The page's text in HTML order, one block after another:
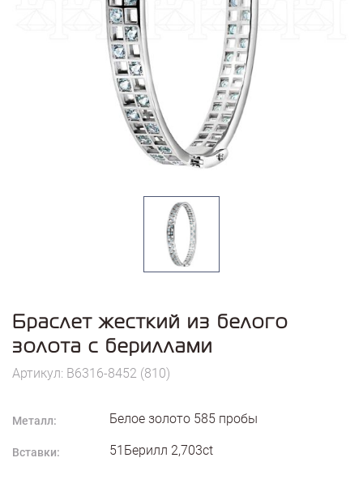
Браслет жесткий из белого
золота с бериллами
Артикул: B6316-8452 (810)
Металл: Белое золото 585 пробы
Вставки: 51Берилл 2,703ct